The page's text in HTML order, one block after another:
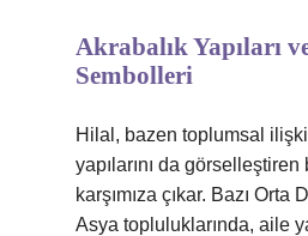
Akrabalık Yapıları
Sembolleri
Hilal, bazen toplumsal
yapılarını da
karşımıza çıkar. Bazı Orta
Asya topluluklarında, aile